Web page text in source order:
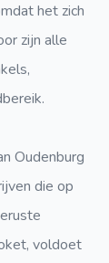
het zich
zijn alle
Oudenburg
die op
voldoet